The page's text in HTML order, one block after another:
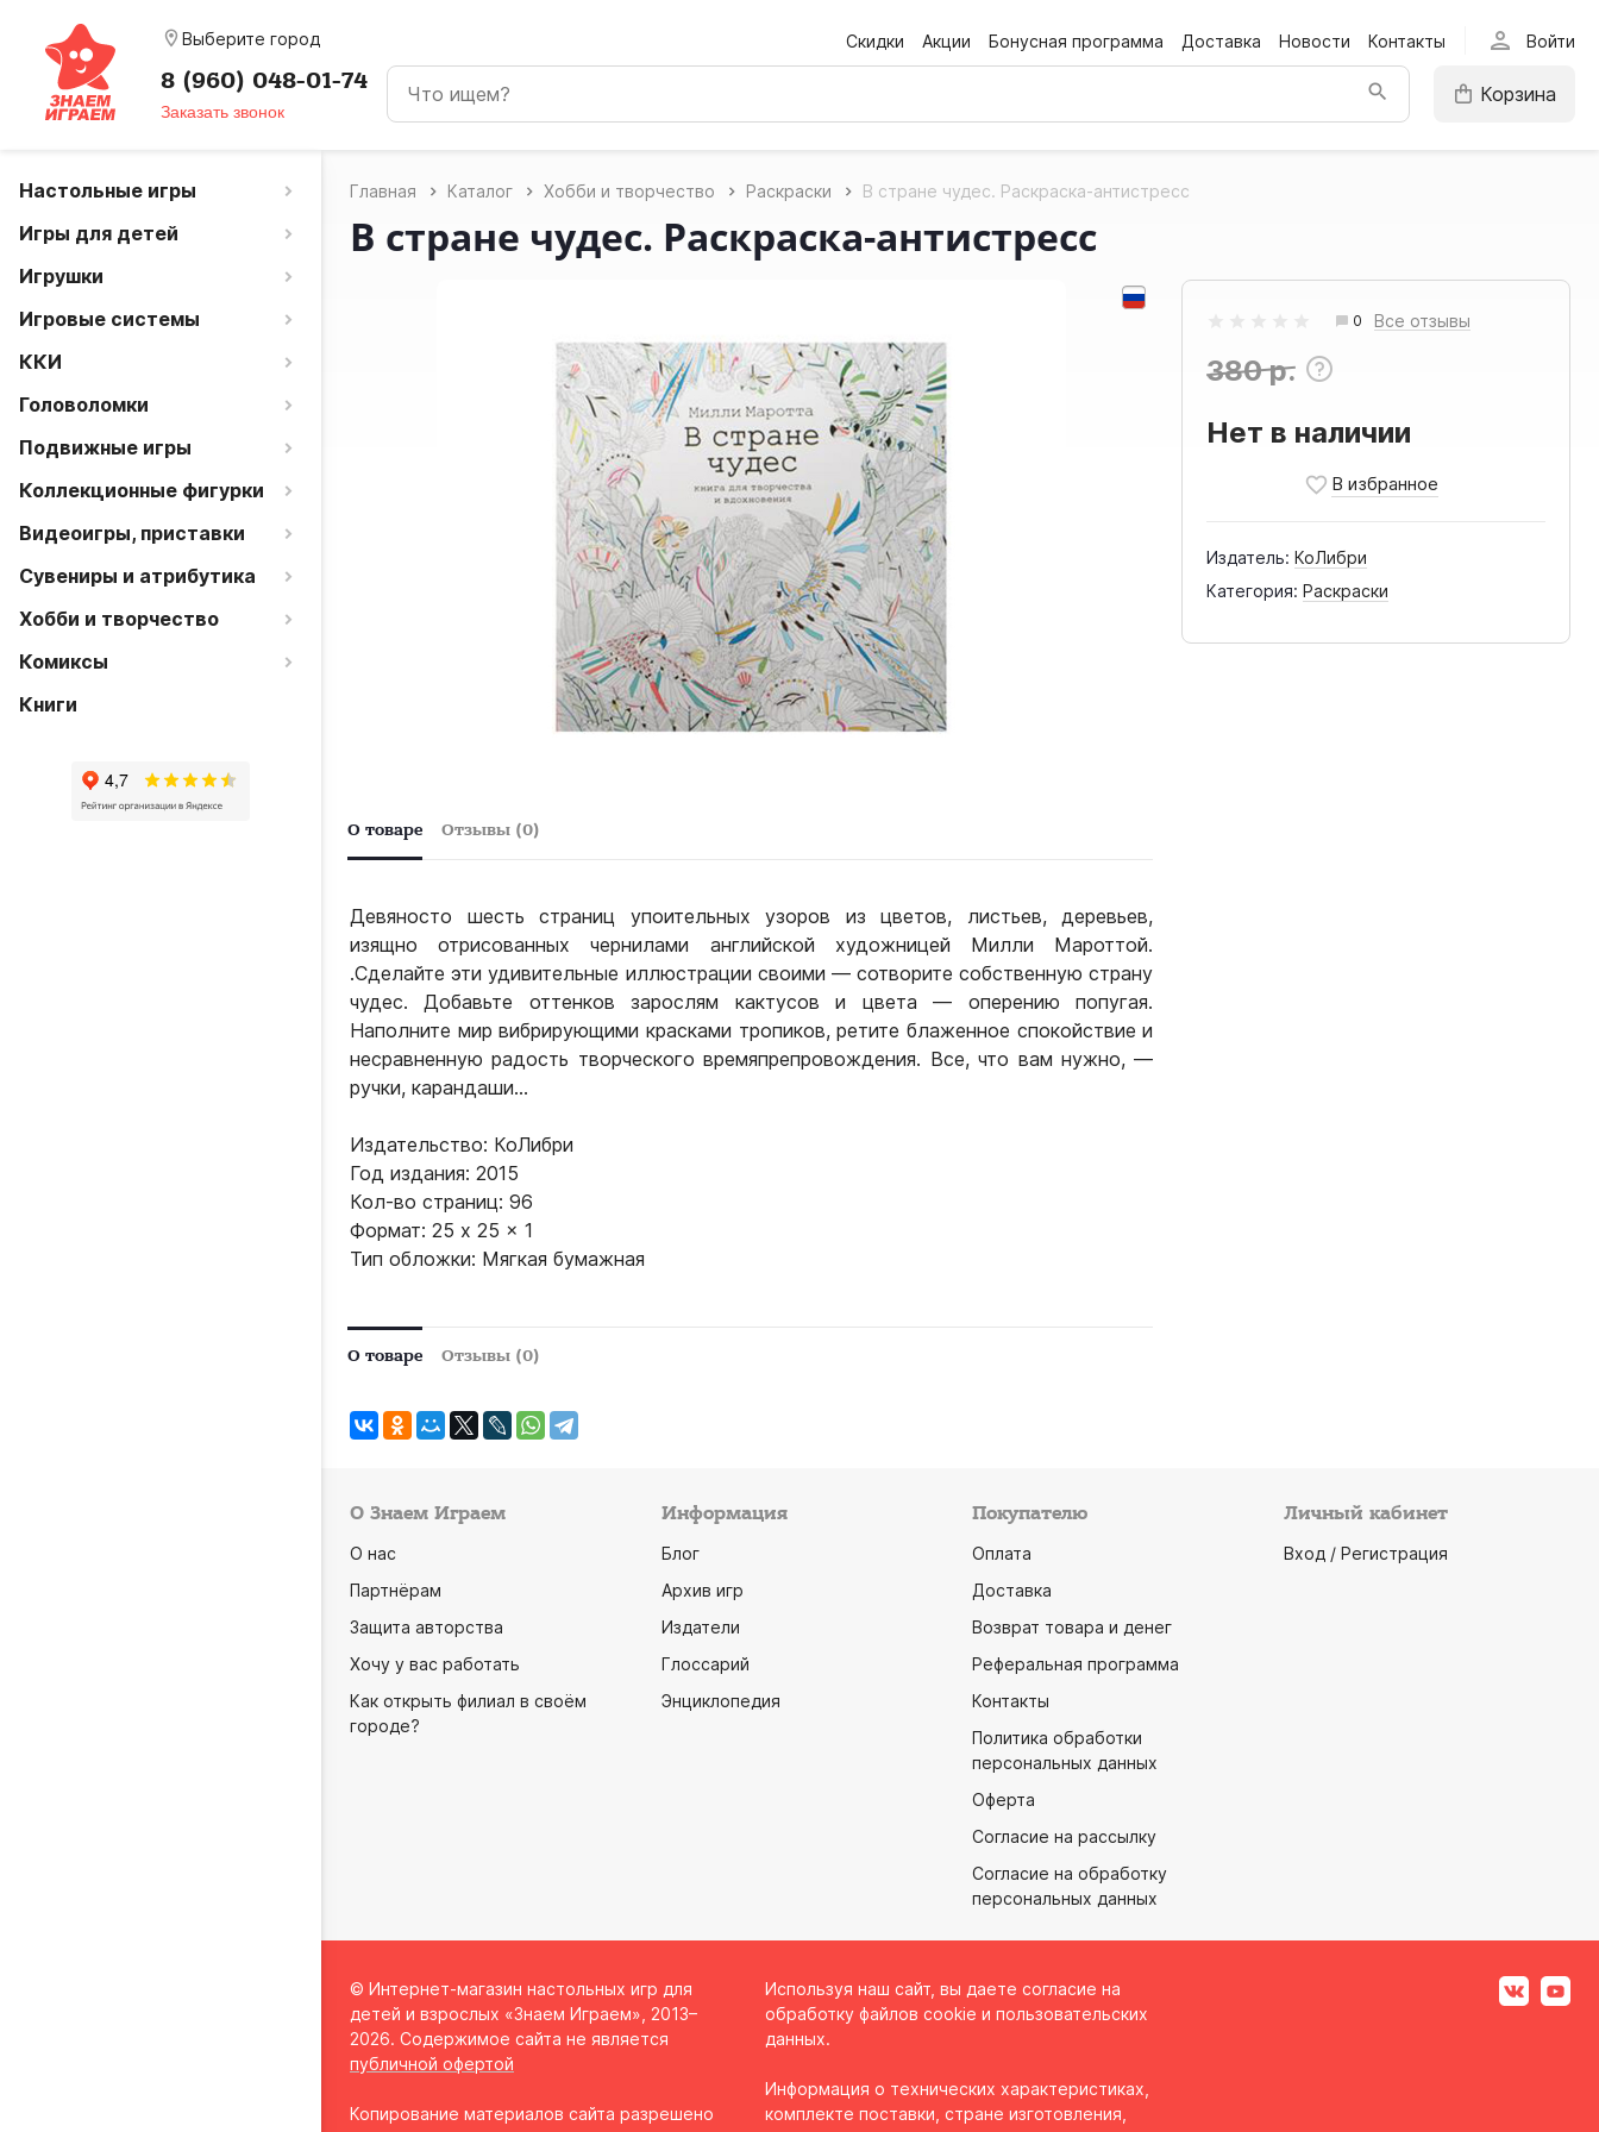
room Выберите город Скидки Акции Бонусная программа Доставка Новости Контакты person Войти
8 (960) 048-01-74
Заказать звонок
Корзина
Настольные игры
Игры для детей
Игрушки
Игровые системы
ККИ
Головоломки
Подвижные игры
Коллекционные фигурки
Видеоигры, приставки
Сувениры и атрибутика
Хобби и творчество
Комиксы
Книги
Главная Каталог Хобби и творчество Раскраски В стране чудес. Раскраска-антистресс
В стране чудес. Раскраска-антистресс
0 Все отзывы
380 р.
Нет в наличии
Издатель: КоЛибри
Категория: Раскраски
О товаре Отзывы (0)
Девяносто шесть страниц упоительных узоров из цветов, листьев, деревьев,
изящно отрисованных чернилами английской художницей Милли Мароттой.
.Сделайте эти удивительные иллюстрации своими — сотворите собственную страну
чудес. Добавьте оттенков зарослям кактусов и цвета — оперению попугая.
Наполните мир вибрирующими красками тропиков, ретите блаженное спокойствие и
несравненную радость творческого времяпрепровождения. Все, что вам нужно, —
ручки, карандаши...
Издательство: КоЛибри
Год издания: 2015
Кол-во страниц: 96
Формат: 25 x 25 x 1
Тип обложки: Мягкая бумажная
О товаре Отзывы (0)
О Знаем Играем
О нас
Партнёрам
Защита авторства
Хочу у вас работать
Как открыть филиал в своём
городе?
Информация
Блог
Архив игр
Издатели
Глоссарий
Энциклопедия
Покупателю
Оплата
Доставка
Возврат товара и денег
Реферальная программа
Контакты
Политика обработки
персональных данных
Оферта
Согласие на рассылку
Согласие на обработку
персональных данных
Личный кабинет
Вход / Регистрация
© Интернет-магазин настольных игр для
детей и взрослых «Знаем Играем», 2013–
2026. Содержимое сайта не является
публичной офертой
Копирование материалов сайта разрешено
Используя наш сайт, вы даете согласие на
обработку файлов cookie и пользовательских
данных.
Информация о технических характеристиках,
комплекте поставки, стране изготовления,